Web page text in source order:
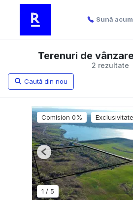
Sună acum
2 rezultate
Terenuri de
Caută din nou
Comision 0% Exclusivitate
1 / 5
Previous